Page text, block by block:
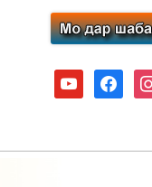
youtubefacebook